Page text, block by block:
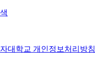
대학교 개인정보처리방침